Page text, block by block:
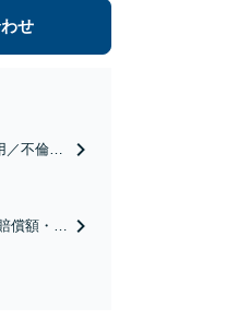
せ
不倫慰
償額・過